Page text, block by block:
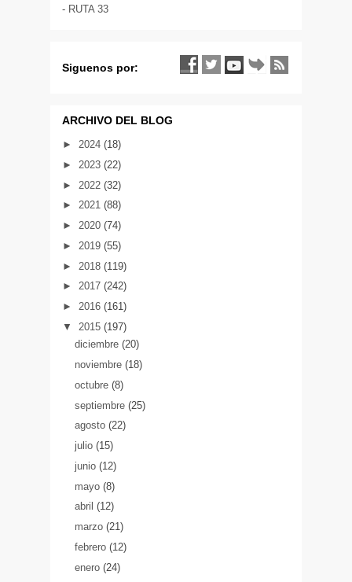
- RUTA 33
Siguenos por:
ARCHIVO DEL BLOG
► 2024 (18)
► 2023 (22)
► 2022 (32)
► 2021 (88)
► 2020 (74)
► 2019 (55)
► 2018 (119)
► 2017 (242)
► 2016 (161)
▼ 2015 (197)
diciembre (20)
noviembre (18)
octubre (8)
septiembre (25)
agosto (22)
julio (15)
junio (12)
mayo (8)
abril (12)
marzo (21)
febrero (12)
enero (24)